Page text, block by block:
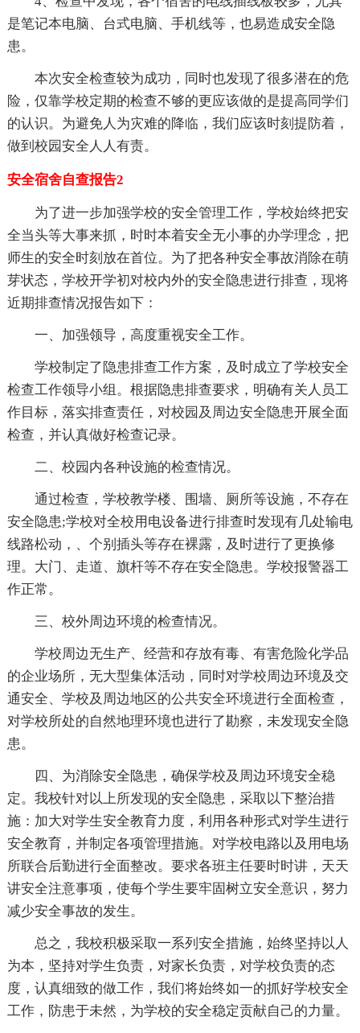
是笔记本电脑、台式电脑、手机线等，也易造成安全隐
患。
本次安全检查较为成功，同时也发现了很多潜在的危
险，仅靠学校定期的检查不够的更应该做的是提高同学们
的认识。为避免人为灾难的降临，我们应该时刻提防着，
做到校园安全人人有责。
安全宿舍自查报告2
为了进一步加强学校的安全管理工作，学校始终把安
全当头等大事来抓，时时本着安全无小事的办学理念，把
师生的安全时刻放在首位。为了把各种安全事故消除在萌
芽状态，学校开学初对校内外的安全隐患进行排查，现将
近期排查情况报告如下：
一、加强领导，高度重视安全工作。
学校制定了隐患排查工作方案，及时成立了学校安全
检查工作领导小组。根据隐患排查要求，明确有关人员工
作目标，落实排查责任，对校园及周边安全隐患开展全面
检查，并认真做好检查记录。
二、校园内各种设施的检查情况。
通过检查，学校教学楼、围墙、厕所等设施，不存在
安全隐患;学校对全校用电设备进行排查时发现有几处输电
线路松动，、个别插头等存在裸露，及时进行了更换修
理。大门、走道、旗杆等不存在安全隐患。学校报警器工
作正常。
三、校外周边环境的检查情况。
学校周边无生产、经营和存放有毒、有害危险化学品
的企业场所，无大型集体活动，同时对学校周边环境及交
通安全、学校及周边地区的公共安全环境进行全面检查，
对学校所处的自然地理环境也进行了勘察，未发现安全隐
患。
四、为消除安全隐患，确保学校及周边环境安全稳
定。我校针对以上所发现的安全隐患，采取以下整治措
施：加大对学生安全教育力度，利用各种形式对学生进行
安全教育，并制定各项管理措施。对学校电路以及用电场
所联合后勤进行全面整改。要求各班主任要时时讲，天天
讲安全注意事项，使每个学生要牢固树立安全意识，努力
减少安全事故的发生。
总之，我校积极采取一系列安全措施，始终坚持以人
为本，坚持对学生负责，对家长负责，对学校负责的态
度，认真细致的做工作，我们将始终如一的抓好学校安全
工作，防患于未然，为学校的安全稳定贡献自己的力量。